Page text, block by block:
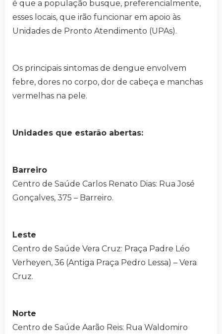
é que a população busque, preferencialmente,
esses locais, que irão funcionar em apoio às
Unidades de Pronto Atendimento (UPAs).
Os principais sintomas de dengue envolvem
febre, dores no corpo, dor de cabeça e manchas
vermelhas na pele.
Unidades que estarão abertas:
Barreiro
Centro de Saúde Carlos Renato Dias: Rua José
Gonçalves, 375 – Barreiro.
Leste
Centro de Saúde Vera Cruz: Praça Padre Léo
Verheyen, 36 (Antiga Praça Pedro Lessa) – Vera
Cruz.
Norte
Centro de Saúde Aarão Reis: Rua Waldomiro